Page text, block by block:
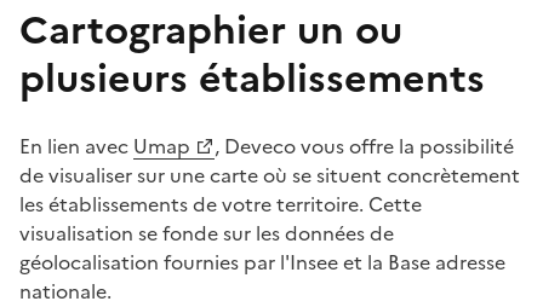
Cartographier un ou
plusieurs établissements
En lien avec Umap
, Deveco vous offre la possibilité
de visualiser sur une carte où se situent concrètement
les établissements de votre territoire. Cette
visualisation se fonde sur les données de
géolocalisation fournies par l'Insee et la Base adresse
nationale.